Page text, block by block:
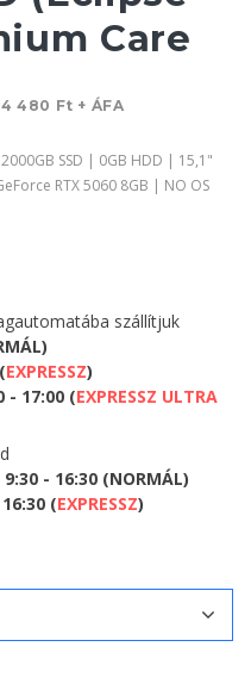
Care
480 Ft + ÁFA
SSD | 0GB HDD | 15,1"
RTX 5060 8GB | NO OS
szállítjuk
EXPRESSZ)
- 17:00 (EXPRESSZ ULTRA
- 16:30 (NORMÁL)
(EXPRESSZ)